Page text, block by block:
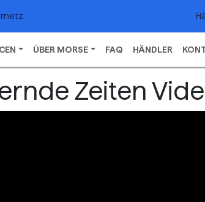
ÜBER MORSE FAQ HÄNDLER
Zeiten